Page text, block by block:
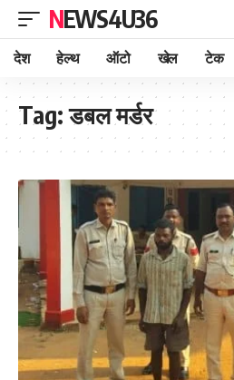
NEWS4U36
देश हेल्थ ऑटो खेल टेक
Tag:डबल मर्डर